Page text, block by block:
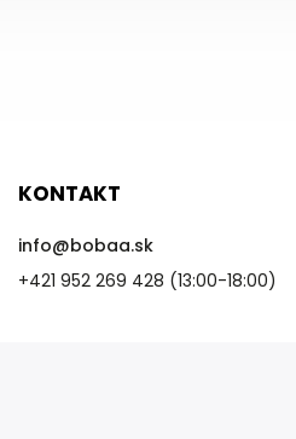
KONTAKT
info@bobaa.sk
+421 952 269 428 (13:00-18:00)